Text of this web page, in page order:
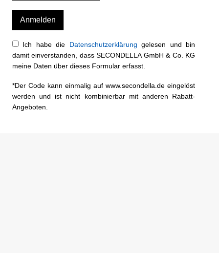
Ich habe die Datenschutzerklärung gelesen und bin
damit einverstanden, dass SECONDELLA GmbH & Co. KG
meine Daten über dieses Formular erfasst.
*Der Code kann einmalig auf www.secondella.de eingelöst
werden und ist nicht kombinierbar mit anderen Rabatt-
Angeboten.